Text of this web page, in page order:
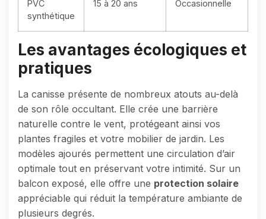
PVC
synthétique
15 à 20 ans Occasionnelle
Les avantages écologiques et
pratiques
La canisse présente de nombreux atouts au-delà
de son rôle occultant. Elle crée une barrière
naturelle contre le vent, protégeant ainsi vos
plantes fragiles et votre mobilier de jardin. Les
modèles ajourés permettent une circulation d’air
optimale tout en préservant votre intimité. Sur un
balcon exposé, elle offre une protection solaire
appréciable qui réduit la température ambiante de
plusieurs degrés.